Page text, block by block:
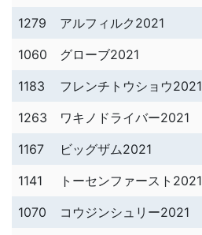
1279
アルフィルク2021
1060
グローブ2021
1183
フレンチトウショウ2021
1263
ワキノドライバー2021
1167
ビッグザム2021
1141
トーセンファースト2021
1070
コウジンシュリー2021